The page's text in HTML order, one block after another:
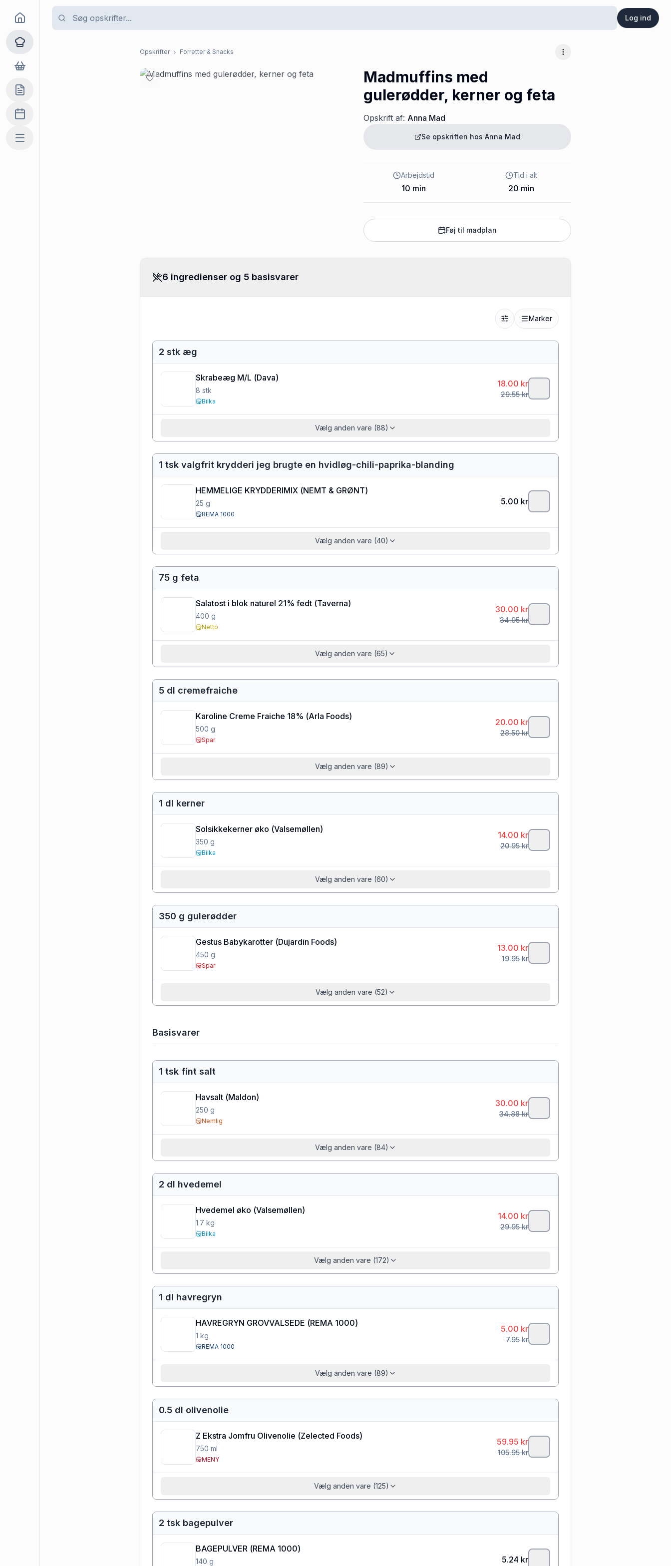
Log ind
Goma
Opskrifter
Dagligvarer
Indkøbslisten
Madplan
Mere
Opskrifter Forretter & Snacks Flere muligheder
Madmuffins med
gulerødder, kerner og feta
Opskrift af: Anna Mad
Se opskriften hos Anna Mad
Arbejdstid
10 min
Tid i alt
20 min
Føj til madplan
6 ingredienser og 5 basisvarer
Marker
2 stk æg
Skrabeæg M/L (Dava)
8 stk
Bilka
18.00 kr
29.55kr
Vælg anden vare (88)
1 tsk valgfrit krydderi jeg brugte en hvidløg-chili-paprika-blanding
HEMMELIGE KRYDDERIMIX (NEMT & GRØNT)
25 g
REMA 1000
5.00 kr
Vælg anden vare (40)
75 g feta
Salatost i blok naturel 21% fedt (Taverna)
400 g
Netto
30.00 kr
34.95kr
Vælg anden vare (65)
5 dl cremefraiche
Karoline Creme Fraiche 18% (Arla Foods)
500 g
Spar
20.00 kr
28.50kr
Vælg anden vare (89)
1 dl kerner
Solsikkekerner øko (Valsemøllen)
350 g
Bilka
14.00 kr
20.95kr
Vælg anden vare (60)
350 g gulerødder
Gestus Babykarotter (Dujardin Foods)
450 g
Spar
13.00 kr
19.95kr
Vælg anden vare (52)
Basisvarer
1 tsk fint salt
Havsalt (Maldon)
250 g
Nemlig
30.00 kr
34.88kr
Vælg anden vare (84)
2 dl hvedemel
Hvedemel øko (Valsemøllen)
1.7 kg
Bilka
14.00 kr
29.95kr
Vælg anden vare (172)
1 dl havregryn
HAVREGRYN GROVVALSEDE (REMA 1000)
1 kg
REMA 1000
5.00 kr
7.95kr
Vælg anden vare (89)
0.5 dl olivenolie
Z Ekstra Jomfru Olivenolie (Zelected Foods)
750 ml
MENY
59.95 kr
105.95kr
Vælg anden vare (125)
2 tsk bagepulver
BAGEPULVER (REMA 1000)
140 g 5.24 kr